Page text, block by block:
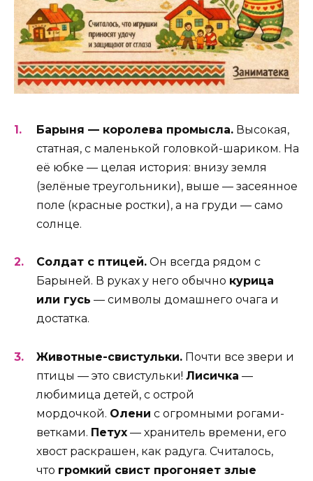
Барыня — королева промысла. Высокая,
статная, с маленькой головкой-шариком. На
её юбке — целая история: внизу земля
(зелёные треугольники), выше — засеянное
поле (красные ростки), а на груди — само
солнце.
Солдат с птицей. Он всегда рядом с
Барыней. В руках у него обычно курица
или гусь — символы домашнего очага и
достатка.
Животные-свистульки. Почти все звери и
птицы — это свистульки! Лисичка —
любимица детей, с острой
мордочкой. Олени с огромными рогами-
ветками. Петух — хранитель времени, его
хвост раскрашен, как радуга. Считалось,
что громкий свист прогоняет злые